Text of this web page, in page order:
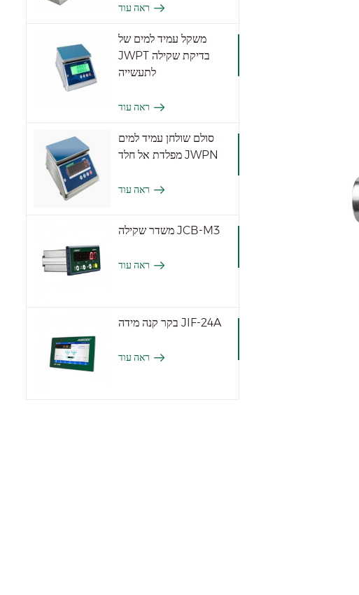
ראה עוד
משקל עמיד למים של
JWPT בדיקת שקילה
לתעשייה
ראה עוד
סולם שולחן עמיד למים
מפלדת אל חלד JWPN
ראה עוד
משדר שקילה JCB-M3
ראה עוד
בקר קנה מידה JIF-24A
ראה עוד